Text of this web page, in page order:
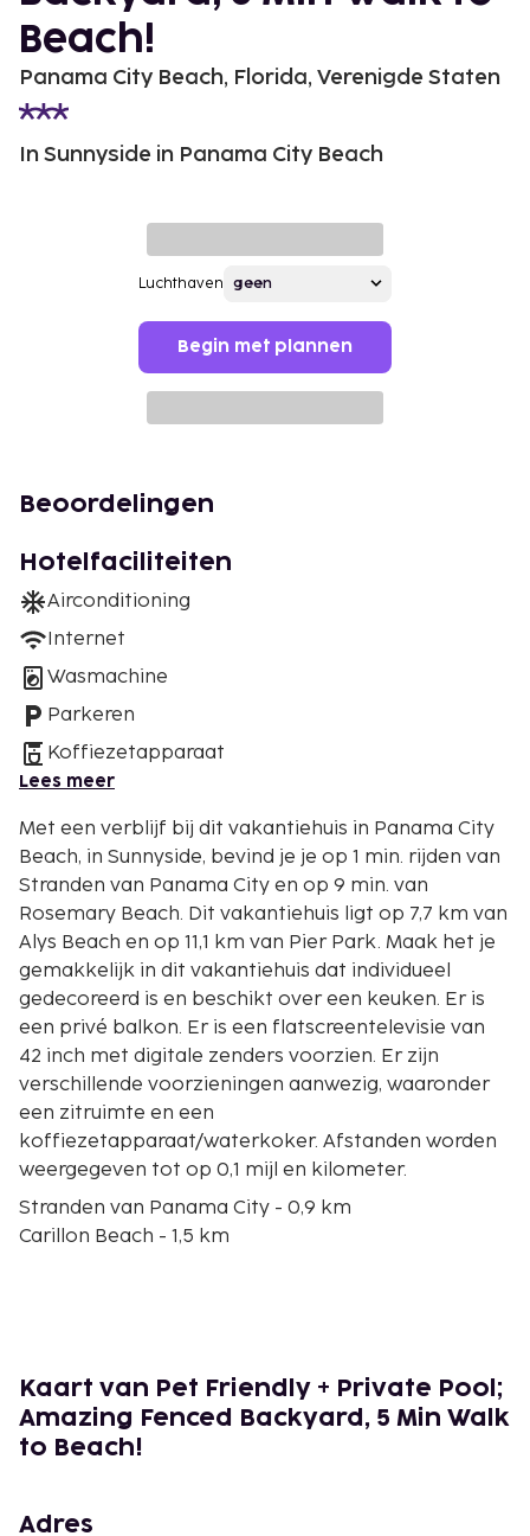
Beach!
Panama City Beach, Florida, Verenigde Staten
In Sunnyside in Panama City Beach
Luchthaven
Begin met plannen
Beoordelingen
Hotelfaciliteiten
Airconditioning
Internet
Wasmachine
Parkeren
Koffiezetapparaat
Lees meer
Met een verblijf bij dit vakantiehuis in Panama City
Beach, in Sunnyside, bevind je je op 1 min. rijden van
Stranden van Panama City en op 9 min. van
Rosemary Beach. Dit vakantiehuis ligt op 7,7 km van
Alys Beach en op 11,1 km van Pier Park. Maak het je
gemakkelijk in dit vakantiehuis dat individueel
gedecoreerd is en beschikt over een keuken. Er is
een privé balkon. Er is een flatscreentelevisie van
42 inch met digitale zenders voorzien. Er zijn
verschillende voorzieningen aanwezig, waaronder
een zitruimte en een
koffiezetapparaat/waterkoker. Afstanden worden
weergegeven tot op 0,1 mijl en kilometer.
Stranden van Panama City - 0,9 km
Carillon Beach - 1,5 km
Alys Beach - 7,7 km
Museum of Man in the Sea - 8,1 km
Panama City Beach Sailing - 8,3 km
Camp Creek Golf Club - 10,1 km
Kaart van Pet Friendly + Private Pool;
Amazing Fenced Backyard, 5 Min Walk
to Beach!
Adres